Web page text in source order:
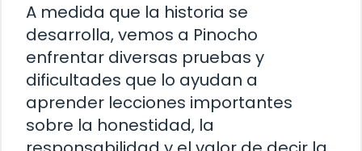
A medida que la historia se
desarrolla, vemos a Pinocho
enfrentar diversas pruebas y
dificultades que lo ayudan a
aprender lecciones importantes
sobre la honestidad, la